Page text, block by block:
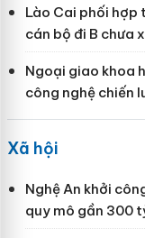
Lào Cai phối hợp
cán bộ đi B chưa
Ngoại giao khoa
công nghệ chiến
Xã hội
Nghệ An khởi
quy mô gần 300